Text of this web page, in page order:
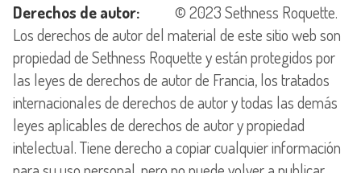
Derechos de autor: © 2023 Sethness Roquette.
Los derechos de autor del material de este sitio web son
propiedad de Sethness Roquette y están protegidos por
las leyes de derechos de autor de Francia, los tratados
internacionales de derechos de autor y todas las demás
leyes aplicables de derechos de autor y propiedad
intelectual. Tiene derecho a copiar cualquier información